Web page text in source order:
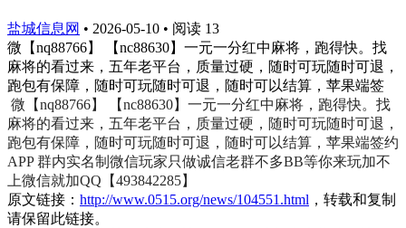
盐城信息网 • 2026-05-10 • 阅读 13
微【nq88766】 【nc88630】一元一分红中麻将，跑得快。找
麻将的看过来，五年老平台，质量过硬，随时可玩随时可退，
跑包有保障，随时可玩随时可退，随时可以结算，苹果端签
微【nq88766】 【nc88630】一元一分红中麻将，跑得快。找
麻将的看过来，五年老平台，质量过硬，随时可玩随时可退，
跑包有保障，随时可玩随时可退，随时可以结算，苹果端签约
APP 群内实名制微信玩家只做诚信老群不多BB等你来玩加不
上微信就加QQ【493842285】
原文链接： http://www.0515.org/news/104551.html ，转载和复制
请保留此链接。